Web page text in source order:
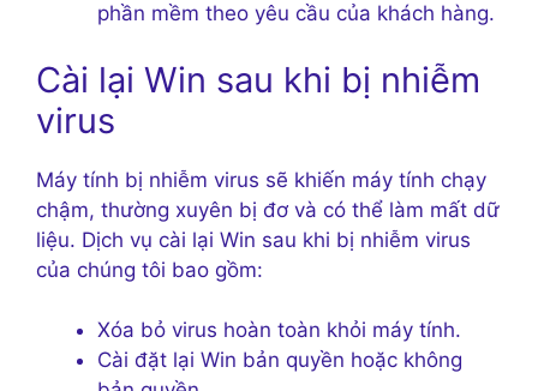
phần mềm theo yêu cầu của khách hàng.
Cài lại Win sau khi bị nhiễm
virus
Máy tính bị nhiễm virus sẽ khiến máy tính chạy
chậm, thường xuyên bị đơ và có thể làm mất dữ
liệu. Dịch vụ cài lại Win sau khi bị nhiễm virus
của chúng tôi bao gồm:
Xóa bỏ virus hoàn toàn khỏi máy tính.
Cài đặt lại Win bản quyền hoặc không